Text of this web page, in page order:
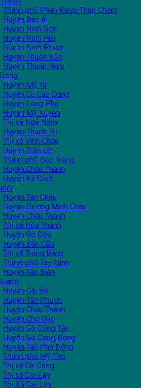
Thành phố Phan Rang-Tháp Chàm
Huyện Bác Ái
Huyện Ninh Sơn
Huyện Ninh Hải
Huyện Ninh Phước
Huyện Thuận Bắc
Huyện Thuận Nam
Huyện Mỹ Tú
Huyện Cù Lao Dung
Huyện Long Phú
Huyện Mỹ Xuyên
Thị xã Ngã Năm
Huyện Thạnh Trị
Thị xã Vĩnh Châu
Huyện Trần Đề
Thành phố Sóc Trăng
Huyện Châu Thành
Huyện Kế Sách
Huyện Tân Châu
Huyện Dương Minh Châu
Huyện Châu Thành
Thị xã Hòa Thành
Huyện Gò Dầu
Huyện Bến Cầu
Thị xã Trảng Bàng
Thành phố Tây Ninh
Huyện Tân Biên
Huyện Cái Bè
Huyện Tân Phước
Huyện Châu Thành
Huyện Chợ Gạo
Huyện Gò Công Tây
Huyện Gò Công Đông
Huyện Tân Phú Đông
Thành phố Mỹ Tho
Thị xã Gò Công
Thị xã Cai Lậy
Thị Xã Cai Lậy